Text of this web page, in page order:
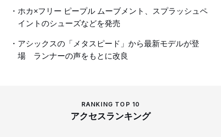
ホカ×フリー ピープル ムーブメント、スプラッシュペ
イントのシューズなどを発売
アシックスの「メタスピード」から最新モデルが登
場 ランナーの声をもとに改良
RANKING TOP 10
アクセスランキング